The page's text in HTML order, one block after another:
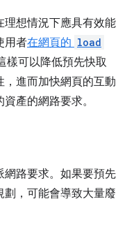
理想情況下應具有效能
用者在網頁的 load
樣可以降低預先快取
進而加快網頁的互動
產的網路要求。
網路要求。如果要預先
，可能會導致大量廢